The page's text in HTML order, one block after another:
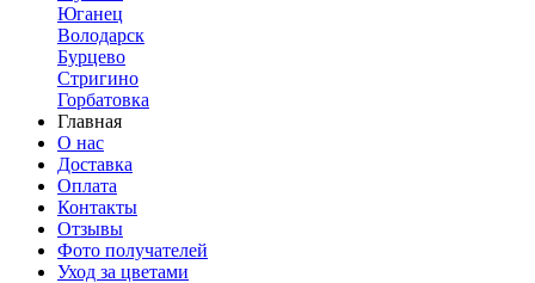
Юганец
Володарск
Бурцево
Стригино
Горбатовка
Главная
О нас
Доставка
Оплата
Контакты
Отзывы
Фото получателей
Уход за цветами